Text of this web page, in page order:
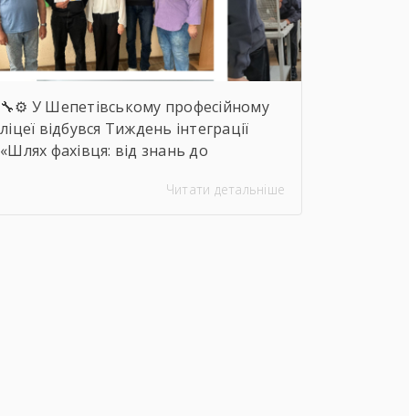
🔧⚙️ У Шепетівському професійному
ліцеї відбувся Тиждень інтеграції
«Шлях фахівця: від знань до
слюсаря-ремонтника. Протягом
Читати детальніше